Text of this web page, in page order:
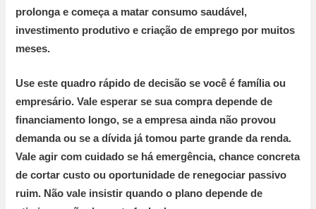
prolonga e começa a matar consumo saudável,
investimento produtivo e criação de emprego por muitos
meses.
Use este quadro rápido de decisão se você é família ou
empresário.Vale esperar se sua compra depende de
financiamento longo, se a empresa ainda não provou
demanda ou se a dívida já tomou parte grande da renda.
Vale agir com cuidado se há emergência, chance concreta
de cortar custo ou oportunidade de renegociar passivo
ruim. Não vale insistir quando o plano depende de